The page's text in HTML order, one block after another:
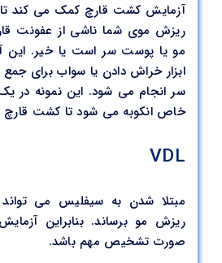
آزمایش کشت قارچ کمک می کند
ریزش موی شما ناشی از عفونت
مو یا پوست سر است یا خیر. این
ابزار خراش دادن یا سواب برای
سر انجام می شود. این نمونه در
خاص انکوبه می شود تا کشت
VDL
مبتلا شدن به سیفلیس می
صورت تشخیص مهم باشد.